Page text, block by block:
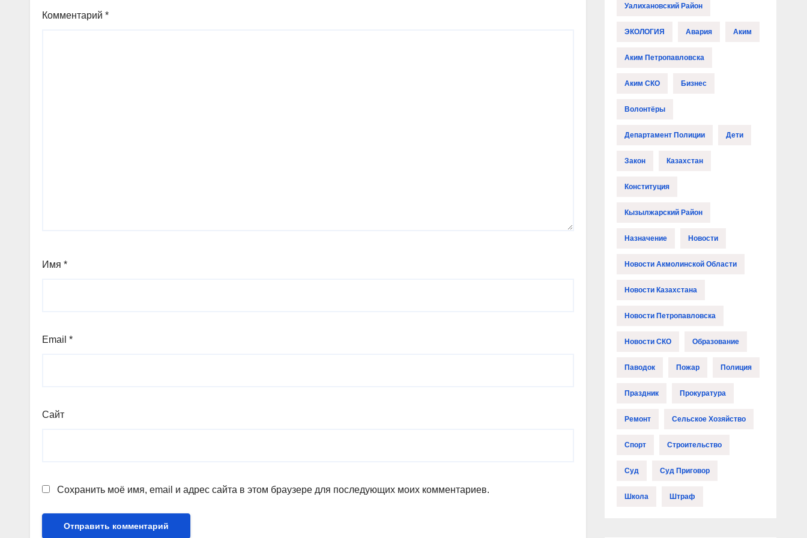
Комментарий *
Имя *
Email *
Сайт
Сохранить моё имя, email и адрес сайта в этом браузере для последующих моих комментариев.
Уалихановский Район
ЭКОЛОГИЯ Авария Аким
Аким Петропавловска
Аким СКО Бизнес
Волонтёры
Департамент Полиции Дети
Закон Казахстан
Конституция
Кызылжарский Район
Назначение Новости
Новости Акмолинской Области
Новости Казахстана
Новости Петропавловска
Новости СКО Образование
Паводок Пожар Полиция
Праздник Прокуратура
Ремонт Сельское Хозяйство
Спорт Строительство
Суд Суд Приговор
Школа Штраф